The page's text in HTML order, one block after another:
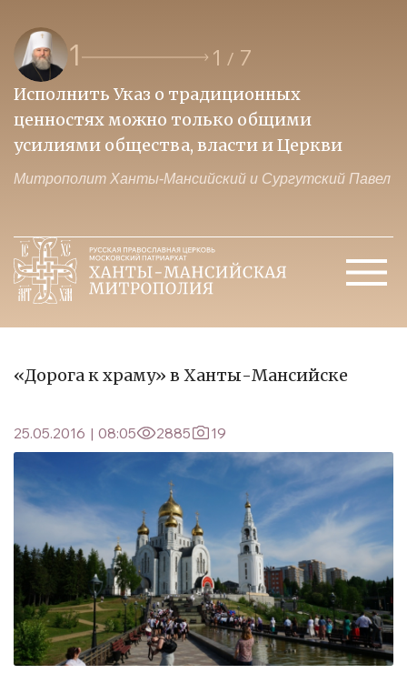
1 1 / 7
Исполнить Указ о традиционных
ценностях можно только общими
усилиями общества, власти и Церкви
Митрополит Ханты-Мансийский и Сургутский Павел
«Дорога к храму» в Ханты-Мансийске
25.05.2016 | 08:05 2885 19